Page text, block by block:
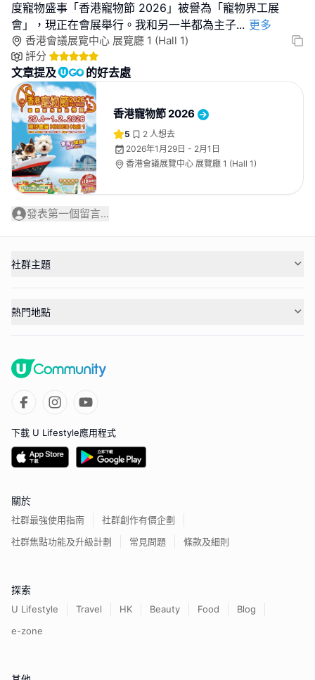
度寵物盛事「香港寵物節 2026」被譽為「寵物界工展
會」，現正在會展舉行。我和另一半都為主子... 更多
香港會議展覽中心 展覽廳 1 (Hall 1)
評分
文章提及 的好去處
香港寵物節 2026
5 2 人想去
2026年1月29日 - 2月1日
香港會議展覽中心 展覽廳 1 (Hall 1)
發表第一個留言...
社群主題
熱門地點
下載 U Lifestyle應用程式
關於
社群最強使用指南
社群創作有價企劃
社群焦點功能及升級計劃
常見問題 條款及細則
探索
U Lifestyle Travel HK Beauty Food
Blog
e-zone